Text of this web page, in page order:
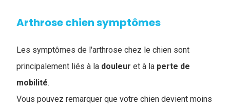
Arthrose chien symptômes
Les symptômes de l'arthrose chez le chien sont
principalement liés à la douleur et à la perte de
mobilité.
Vous pouvez remarquer que votre chien devient moins